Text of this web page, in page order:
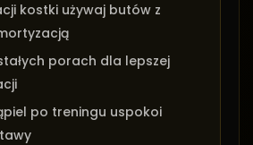
kostki używaj butów z
porach dla lepszej
po treningu uspokoi